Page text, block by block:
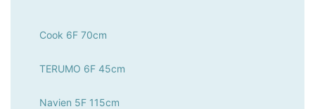
Cook 6F 70cm
TERUMO 6F 45cm
Navien 5F 115cm